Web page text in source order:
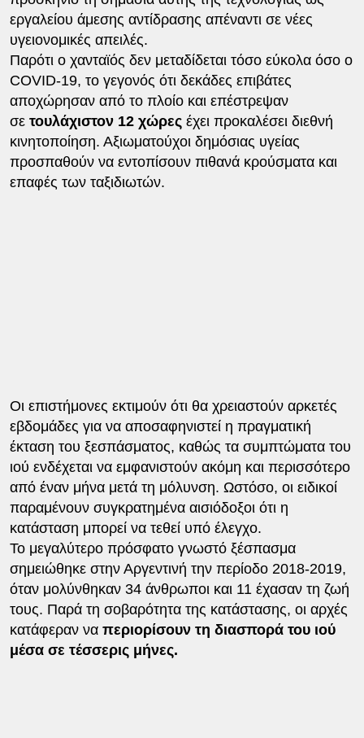
εργαλείου άμεσης αντίδρασης απέναντι σε νέες
υγειονομικές απειλές.
Παρότι ο χανταϊός δεν μεταδίδεται τόσο εύκολα όσο ο
COVID-19, το γεγονός ότι δεκάδες επιβάτες
αποχώρησαν από το πλοίο και επέστρεψαν
σε τουλάχιστον 12 χώρεςέχει προκαλέσει διεθνή
κινητοποίηση. Αξιωματούχοι δημόσιας υγείας
προσπαθούν να εντοπίσουν πιθανά κρούσματα και
επαφές των ταξιδιωτών.
Οι επιστήμονες εκτιμούν ότι θα χρειαστούν αρκετές
εβδομάδες για να αποσαφηνιστεί η πραγματική
έκταση του ξεσπάσματος, καθώς τα συμπτώματα του
ιού ενδέχεται να εμφανιστούν ακόμη και περισσότερο
από έναν μήνα μετά τη μόλυνση. Ωστόσο, οι ειδικοί
παραμένουν συγκρατημένα αισιόδοξοι ότι η
κατάσταση μπορεί να τεθεί υπό έλεγχο.
Το μεγαλύτερο πρόσφατο γνωστό ξέσπασμα
σημειώθηκε στην Αργεντινή την περίοδο 2018-2019,
όταν μολύνθηκαν 34 άνθρωποι και 11 έχασαν τη ζωή
τους. Παρά τη σοβαρότητα της κατάστασης, οι αρχές
κατάφεραν να περιορίσουν τη διασπορά του ιού
μέσα σε τέσσερις μήνες.